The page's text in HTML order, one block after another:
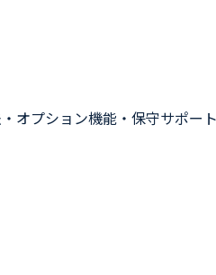
オプション機能・保守サポー